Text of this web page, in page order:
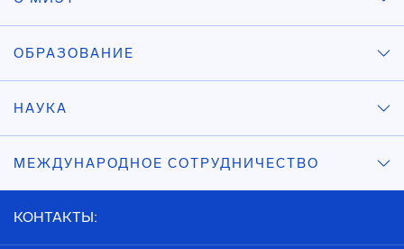
ОБРАЗОВАНИЕ
НАУКА
МЕЖДУНАРОДНОЕ СОТРУДНИЧЕСТВО
КОНТАКТЫ: